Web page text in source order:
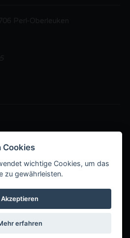
–Immobilienanzeigen
Immobilien International 2017 -
droits réservés
légales
Impressum
Cookies
wichtige Cookies, um das
zu gewährleisten.
Akzeptieren
erfahren